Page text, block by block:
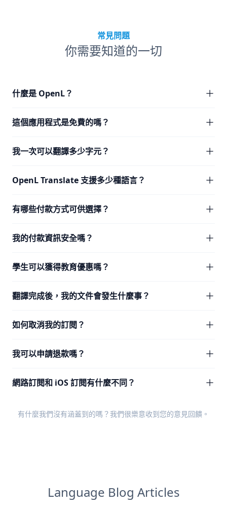
常見問題
你需要知道的一切
什麼是 OpenL？
這個應用程式是免費的嗎？
我一次可以翻譯多少字元？
OpenL Translate 支援多少種語言？
有哪些付款方式可供選擇？
我的付款資訊安全嗎？
學生可以獲得教育優惠嗎？
翻譯完成後，我的文件會發生什麼事？
如何取消我的訂閱？
我可以申請退款嗎？
網路訂閱和 iOS 訂閱有什麼不同？
有什麼我們沒有涵蓋到的嗎？我們很樂意收到您的意見回饋 。
Language Blog Articles